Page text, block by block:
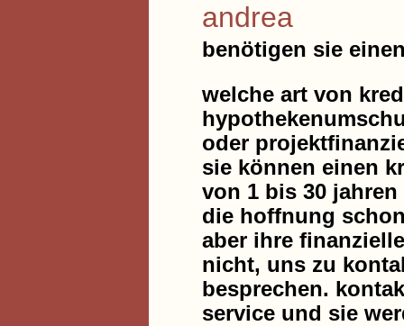
andrea
benötigen sie
welche art von
oder
sie können einen
von 1 bis 30
die hoffnung
aber ihre
nicht, uns zu
besprechen.
service und sie